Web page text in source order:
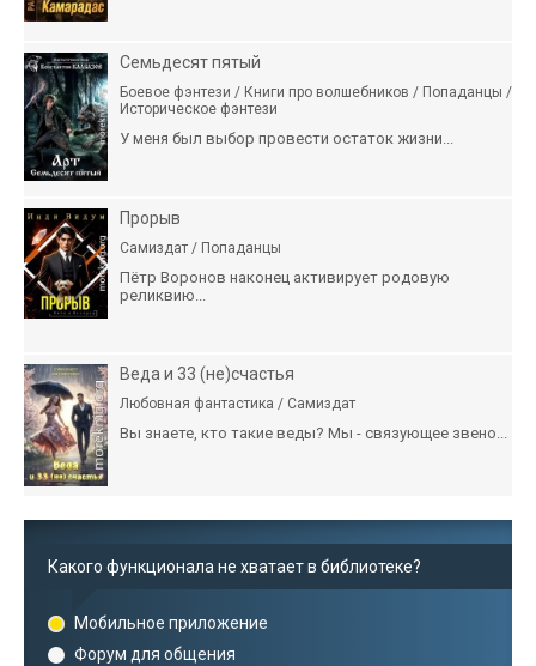
Семьдесят пятый
Боевое фэнтези / Книги про волшебников / Попаданцы /
Историческое фэнтези
У меня был выбор провести остаток жизни...
Прорыв
Самиздат / Попаданцы
Пётр Воронов наконец активирует родовую
реликвию...
Веда и 33 (не)счастья
Любовная фантастика / Самиздат
Вы знаете, кто такие веды? Мы - связующее звено...
Какого функционала не хватает в библиотеке?
Мобильное приложение
Форум для общения